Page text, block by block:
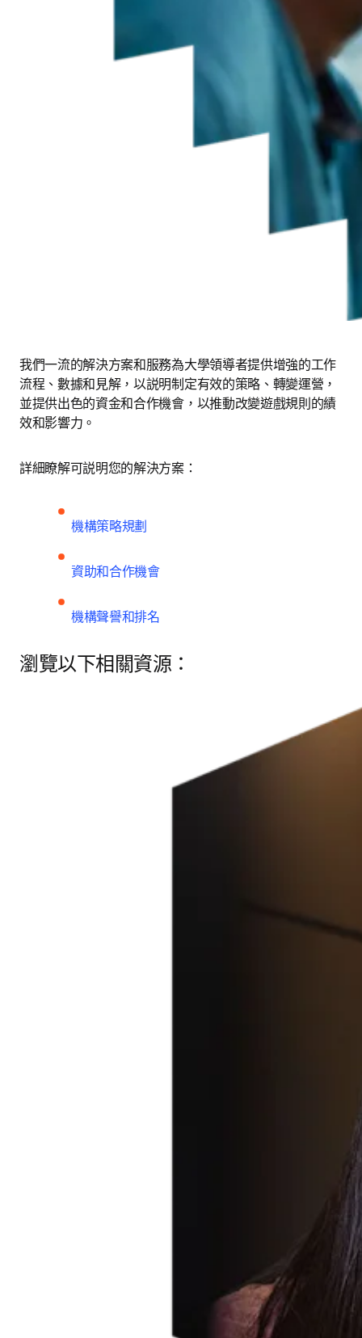
我們一流的解決方案和服務為大學領導者提供增強的工作
流程、數據和見解，以説明制定有效的策略、轉變運營，
並提供出色的資金和合作機會，以推動改變遊戲規則的績
效和影響力。
詳細瞭解可説明您的解決方案：
機構策略規劃
資助和合作機會
機構聲譽和排名
瀏覽以下相關資源：